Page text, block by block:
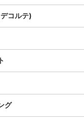
コルテ)
グ